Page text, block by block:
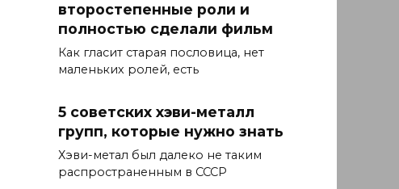
второстепенные роли и
полностью сделали фильм
Как гласит старая пословица, нет
маленьких ролей, есть
5 советских хэви-металл
групп, которые нужно знать
Хэви-метал был далеко не таким
распространенным в СССР